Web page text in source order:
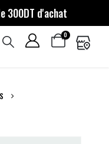
300DT d'achat
0